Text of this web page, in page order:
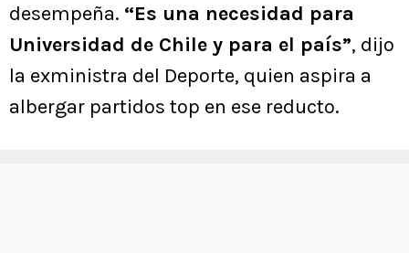
desempeña. “Es una necesidad para
Universidad de Chile y para el país”, dijo
la exministra del Deporte, quien aspira a
albergar partidos top en ese reducto.